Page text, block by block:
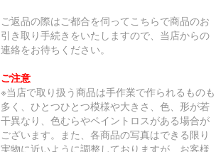
ご返品の際はご都合を伺ってこちらで商品のお
引き取り手続きをいたしますので、当店からの
連絡をお待ちください。
ご注意
※当店で取り扱う商品は手作業で作られるものも
多く、ひとつひとつ模様や大きさ、色、形が若
干異なり、色むらやペイントロスがある場合が
ございます。また、各商品の写真はできる限り
実物に近いように調整しておりますが、お客様